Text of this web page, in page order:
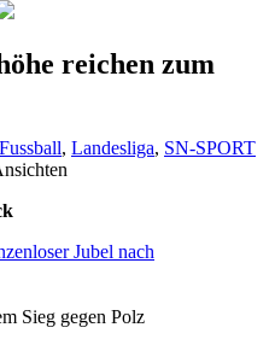
reichen zum
Fussball, Landesliga, SN-SPORT
Sieg gegen Polz